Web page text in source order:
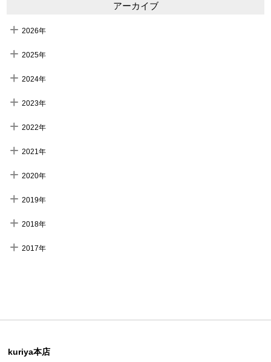
アーカイブ
2026年
2025年
2024年
2023年
2022年
2021年
2020年
2019年
2018年
2017年
kuriya本店